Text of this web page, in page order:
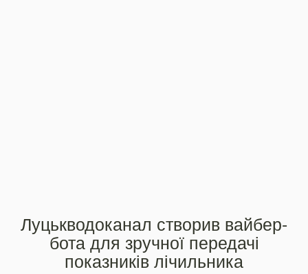
Луцькводоканал створив вайбер-
бота для зручної передачі
показників лічильника